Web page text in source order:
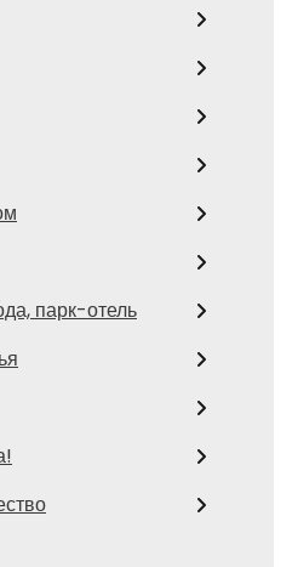
парк-отель